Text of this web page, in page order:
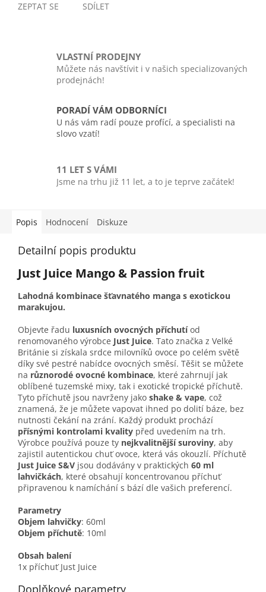
ZEPTAT SE SDÍLET
VLASTNÍ PRODEJNY
Můžete nás navštívit i v našich specializovaných
prodejnách!
PORADÍ VÁM ODBORNÍCI
U nás vám radí pouze profící, a specialisti na
slovo vzatí!
11 LET S VÁMI
Jsme na trhu již 11 let, a to je teprve začátek!
Popis Hodnocení Diskuze
Detailní popis produktu
Just Juice Mango & Passion fruit
Lahodná kombinace šťavnatého manga s exotickou
marakujou.
Objevte řadu luxusních ovocných příchutíod
renomovaného výrobce Just Juice. Tato značka z Velké
Británie si získala srdce milovníků ovoce po celém světě
díky své pestré nabídce ovocných směsí. Těšit se můžete
na různorodé ovocné kombinace, které zahrnují jak
oblíbené tuzemské mixy, tak i exotické tropické příchutě.
Tyto příchutě jsou navrženy jako shake & vape, což
znamená, že je můžete vapovat ihned po dolití báze, bez
nutnosti čekání na zrání. Každý produkt prochází
přísnými kontrolami kvality před uvedením na trh.
Výrobce používá pouze ty nejkvalitnější suroviny, aby
zajistil autentickou chuť ovoce, která vás okouzlí. Příchutě
Just Juice S&V jsou dodávány v praktických 60 ml
lahvičkách, které obsahují koncentrovanou příchuť
připravenou k namíchání s bází dle vašich preferencí.
Parametry
Objem lahvičky: 60ml
Objem příchutě: 10ml
Obsah balení
1x příchuť Just Juice
Doplňkové parametry